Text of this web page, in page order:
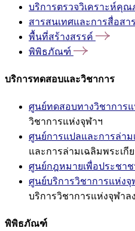
บริการตรวจวิเคราะห์คุณ
สารสนเทศและการสื่อสาร
พื้นที่สร้างสรรค์
พิพิธภัณฑ์
บริการทดสอบและวิชาการ
ศูนย์ทดสอบทางวิชาการแ
วิชาการแห่งจุฬาฯ
ศูนย์การแปลและการล่าม
และการล่ามเฉลิมพระเกี
ศูนย์กฎหมายเพื่อประชา
ศูนย์บริการวิชาการแห่ง
บริการวิชาการแห่งจุฬา
พิพิธภัณฑ์